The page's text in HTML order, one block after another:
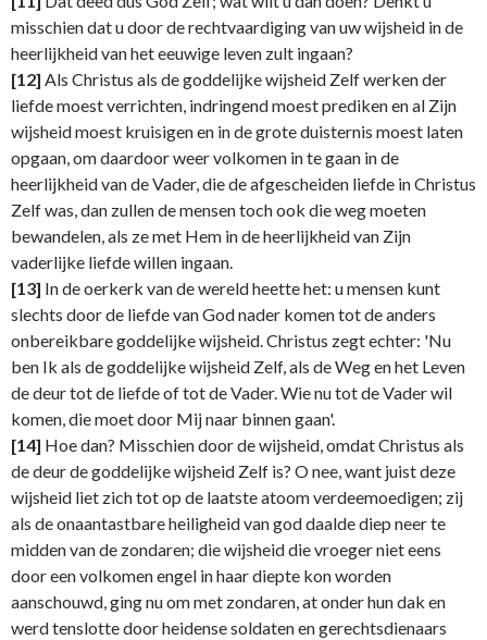
misschien dat u door de rechtvaardiging van uw wijsheid in de
heerlijkheid van het eeuwige leven zult ingaan?
[12] Als Christus als de goddelijke wijsheid Zelf werken der
liefde moest verrichten, indringend moest prediken en al Zijn
wijsheid moest kruisigen en in de grote duisternis moest laten
opgaan, om daardoor weer volkomen in te gaan in de
heerlijkheid van de Vader, die de afgescheiden liefde in Christus
Zelf was, dan zullen de mensen toch ook die weg moeten
bewandelen, als ze met Hem in de heerlijkheid van Zijn
vaderlijke liefde willen ingaan.
[13] In de oerkerk van de wereld heette het: u mensen kunt
slechts door de liefde van God nader komen tot de anders
onbereikbare goddelijke wijsheid. Christus zegt echter: 'Nu
ben Ik als de goddelijke wijsheid Zelf, als de Weg en het Leven
de deur tot de liefde of tot de Vader. Wie nu tot de Vader wil
komen, die moet door Mij naar binnen gaan'.
[14] Hoe dan? Misschien door de wijsheid, omdat Christus als
de deur de goddelijke wijsheid Zelf is? O nee, want juist deze
wijsheid liet zich tot op de laatste atoom verdeemoedigen; zij
als de onaantastbare heiligheid van god daalde diep neer te
midden van de zondaren; die wijsheid die vroeger niet eens
door een volkomen engel in haar diepte kon worden
aanschouwd, ging nu om met zondaren, at onder hun dak en
werd tenslotte door heidense soldaten en gerechtsdienaars